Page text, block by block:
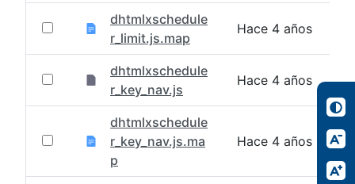
dhtmlxschedule
r_limit.js.map
Hace 4 años
dhtmlxschedule
r_key_nav.js
Hace 4 años
dhtmlxschedule
r_key_nav.js.ma
p
Hace 4 años